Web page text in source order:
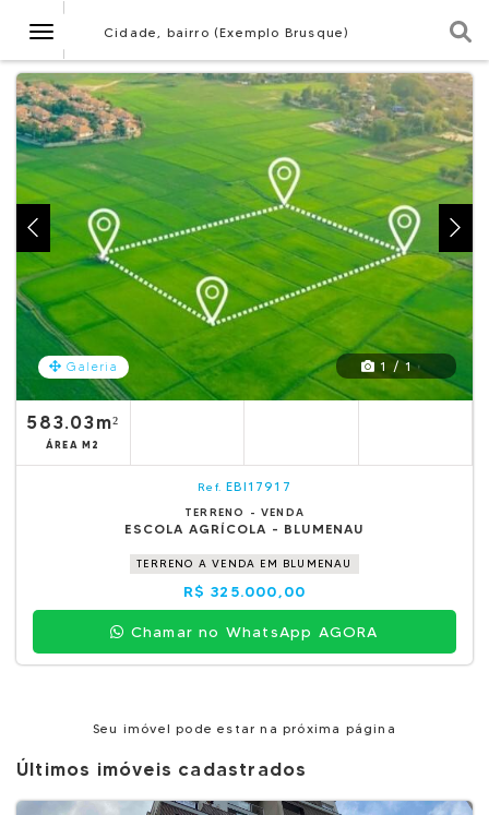
NavegaçãoCidade, bairro (Exemplo Brusque)
Galeria 1 / 1
583.03m²
ÁREA M2
Ref. EBI17917
TERRENO - VENDA
ESCOLA AGRÍCOLA - BLUMENAU
TERRENO A VENDA EM BLUMENAU
R$ 325.000,00
Chamar no WhatsApp AGORA
Seu imóvel pode estar na próxima página
Últimos imóveis cadastrados